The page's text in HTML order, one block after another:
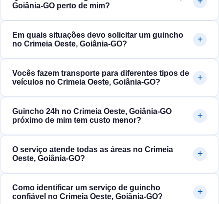
Goiânia‑GO perto de mim?
Em quais situações devo solicitar um guincho
no Crimeia Oeste, Goiânia‑GO?
Vocês fazem transporte para diferentes tipos de
veículos no Crimeia Oeste, Goiânia‑GO?
Guincho 24h no Crimeia Oeste, Goiânia‑GO
próximo de mim tem custo menor?
O serviço atende todas as áreas no Crimeia
Oeste, Goiânia‑GO?
Como identificar um serviço de guincho
confiável no Crimeia Oeste, Goiânia‑GO?